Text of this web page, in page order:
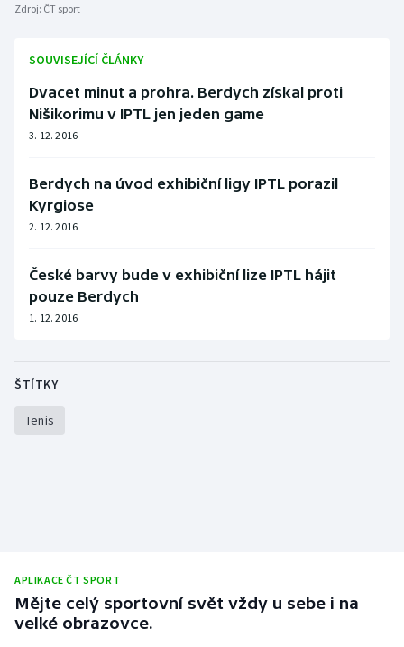
Plážový volejbal
Ragby
Rychlostní kanoistika
Sportovní střelba
Stolní tenis
Veslování
Zdroj: ČT sport
SOUVISEJÍCÍ ČLÁNKY
Dvacet minut a prohra. Berdych získal proti
Nišikorimu v IPTL jen jeden game
3. 12. 2016
Berdych na úvod exhibiční ligy IPTL porazil
Kyrgiose
2. 12. 2016
České barvy bude v exhibiční lize IPTL hájit
pouze Berdych
1. 12. 2016
ŠTÍTKY
Tenis
APLIKACE ČT SPORT
Mějte celý sportovní svět vždy u sebe i na
velké obrazovce.